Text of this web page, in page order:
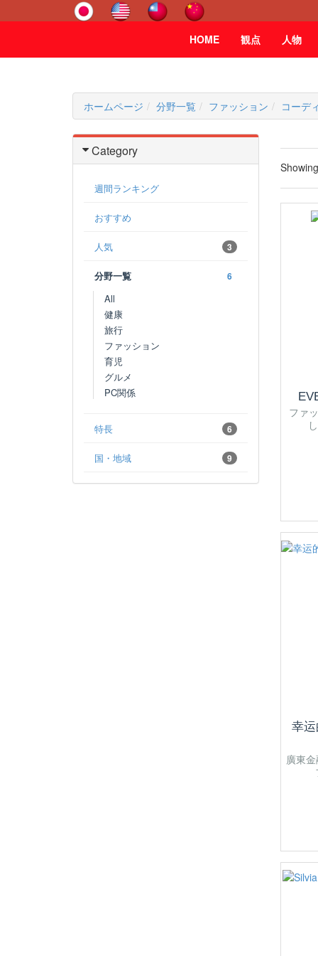
HOME 観点 人物
ホームページ 分野一覧 ファッション コーデ
Category
週間ランキング
おすすめ
3
人気
6
分野一覧
All
健康
旅行
ファッション
育児
グルメ
PC関係
6
特長
9
国・地域
Showing
ファ
幸
廣東